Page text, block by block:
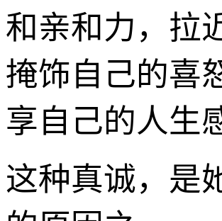
和亲和力，拉
掩饰自己的喜
享自己的人生
这种真诚，是